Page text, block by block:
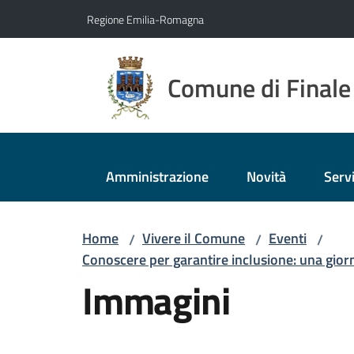
Regione Emilia-Romagna
Comune di
Amministrazione Novità
Home / Vivere il Comune / Eventi /
Conoscere per garantire inclusione: una
Immagini